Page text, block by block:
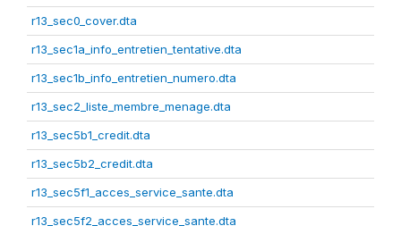
r13_sec0_cover.dta
r13_sec1a_info_entretien_tentative.dta
r13_sec1b_info_entretien_numero.dta
r13_sec2_liste_membre_menage.dta
r13_sec5b1_credit.dta
r13_sec5b2_credit.dta
r13_sec5f1_acces_service_sante.dta
r13_sec5f2_acces_service_sante.dta